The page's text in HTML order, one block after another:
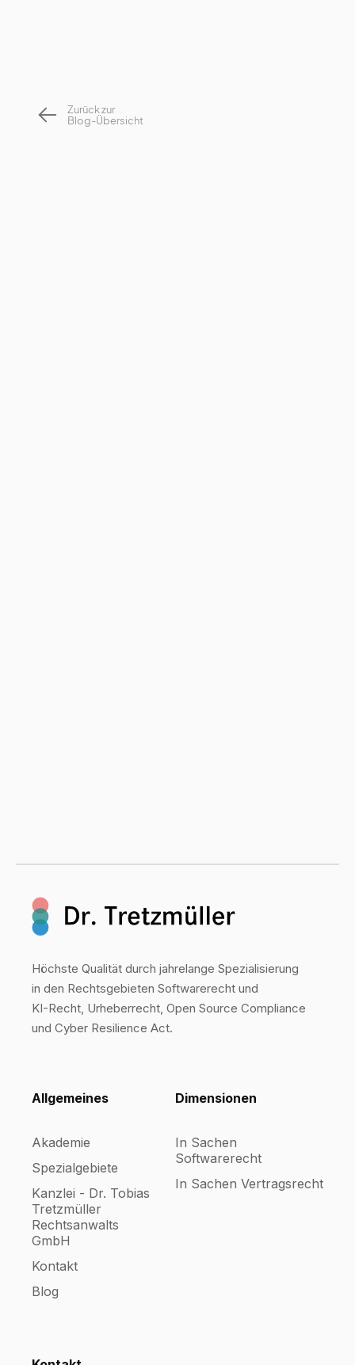
Zurück zur
Blog-Übersicht
Höchste Qualität durch jahrelange Spezialisierung
in den Rechtsgebieten Softwarerecht und
KI-Recht, Urheberrecht, Open Source Compliance
und Cyber Resilience Act.
Allgemeines
Akademie
Spezialgebiete
Kanzlei - Dr. Tobias
Tretzmüller
Rechtsanwalts
GmbH
Kontakt
Blog
Dimensionen
In Sachen
Softwarerecht
In Sachen Vertragsrecht